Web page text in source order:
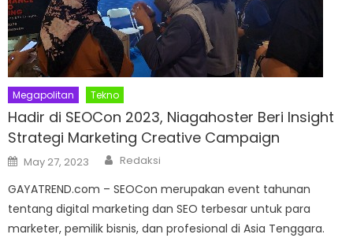
Megapolitan Tekno
Hadir di SEOCon 2023, Niagahoster Beri Insight
Strategi Marketing Creative Campaign
Posted
on
May 27, 2023 Author
Redaksi
GAYATREND.com – SEOCon merupakan event tahunan
tentang digital marketing dan SEO terbesar untuk para
marketer, pemilik bisnis, dan profesional di Asia Tenggara.